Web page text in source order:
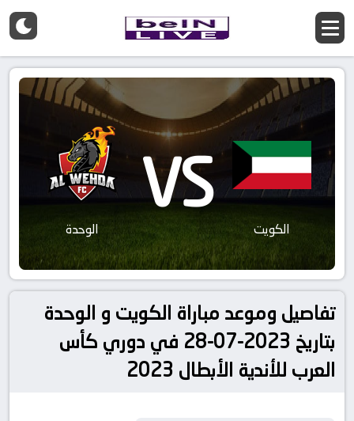
الكويت VS الوحدة
تفاصيل وموعد مباراة الكويت و الوحدة
بتاريخ 2023-07-28 في دوري كأس
العرب للأندية الأبطال 2023